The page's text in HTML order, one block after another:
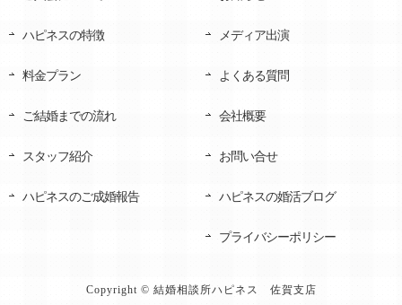
ハピネスの特徴
料金プラン
ご結婚までの流れ
スタッフ紹介
ハピネスのご成婚報告
メディア出演
よくある質問
会社概要
お問い合せ
ハピネスの婚活ブログ
プライバシーポリシー
Copyright © 結婚相談所ハピネス 佐賀支店